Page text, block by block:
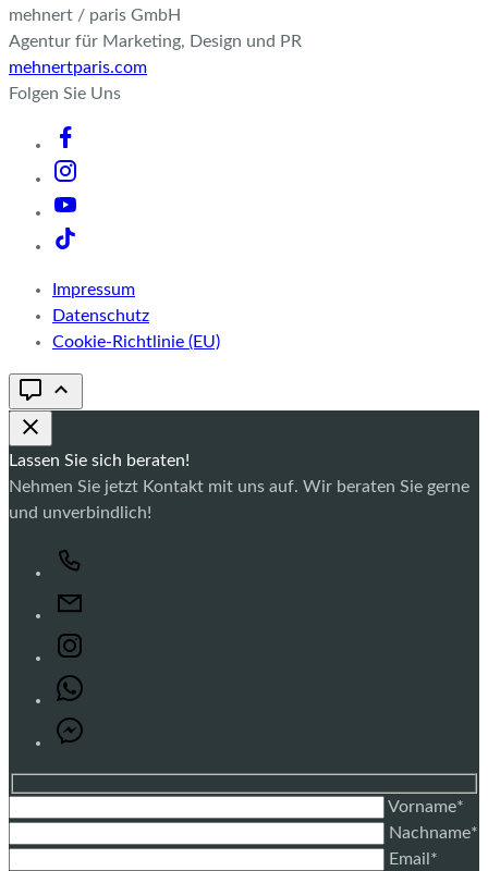
mehnert / paris GmbH
Agentur für Marketing, Design und PR
mehnertparis.com
Folgen Sie Uns
Impressum
Datenschutz
Cookie-Richtlinie (EU)
Lassen Sie sich beraten!
Nehmen Sie jetzt Kontakt mit uns auf. Wir beraten Sie gerne
und unverbindlich!
Vorname*
Nachname*
Email*